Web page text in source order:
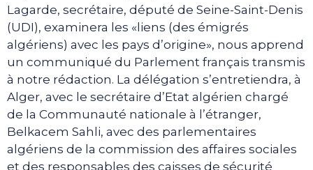
Lagarde, secrétaire, député de Seine-Saint-Denis
(UDI), examinera les «liens (des émigrés
algériens) avec les pays d’origine», nous apprend
un communiqué du Parlement français transmis
à notre rédaction. La délégation s’entretiendra, à
Alger, avec le secrétaire d’Etat algérien chargé
de la Communauté nationale à l’étranger,
Belkacem Sahli, avec des parlementaires
algériens de la commission des affaires sociales
et des responsables des caisses de sécurité